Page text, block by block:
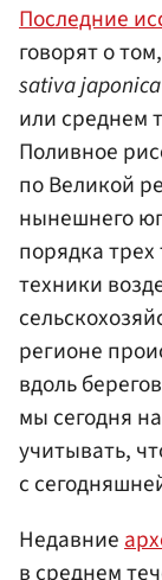
Последние
говорят о
sativa japonica
или среднем
Поливное
по Великой
нынешнего
порядка
техники
регионе
вдоль
мы сегодня
учитывать,
с
Недавние
в среднем